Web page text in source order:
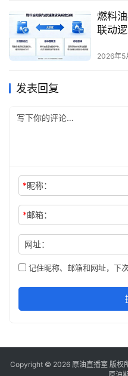
燃料
联动
2026年5
发表回复
*昵称：
*邮箱：
网址：
记住昵称、邮箱和网址，下
Copyright © 2026 原油直播室 版权